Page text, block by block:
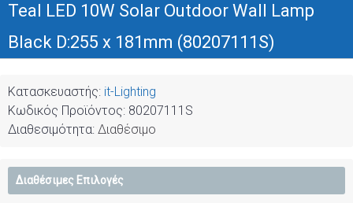
Teal LED 10W Solar Outdoor Wall Lamp
Black D:255 x 181mm (80207111S)
Κατασκευαστής: it-Lighting
Κωδικός Προϊόντος: 80207111S
Διαθεσιμότητα: Διαθέσιμο
Διαθέσιμες Επιλογές